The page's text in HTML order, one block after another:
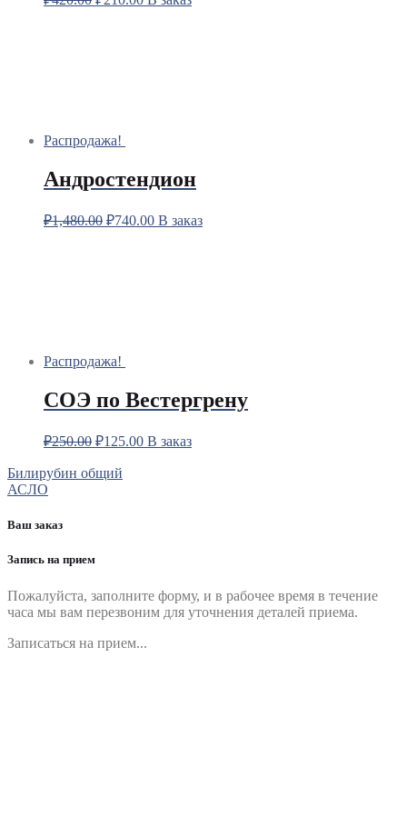
Распродажа!
Андростендион
₽1,480.00 ₽740.00 В заказ
Распродажа!
СОЭ по Вестергрену
₽250.00 ₽125.00 В заказ
Навигация
по
записям
Билирубин общий
АСЛО
Ваш заказ
Запись на прием
Пожалуйста, заполните форму, и в рабочее время в течение
часа мы вам перезвоним для уточнения деталей приема.
Записаться на прием...